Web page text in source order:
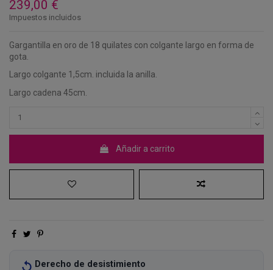
239,00 €
Impuestos incluidos
Gargantilla en oro de 18 quilates con colgante largo en forma de
gota.
Largo colgante 1,5cm. incluida la anilla.
Largo cadena 45cm.
Añadir a carrito
Derecho de desistimiento